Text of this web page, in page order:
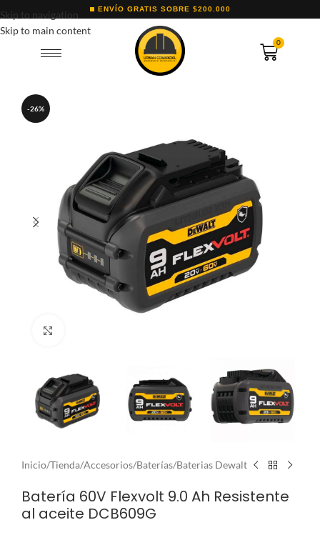
Skip to navigation
Skip to main content
ENVÍO GRATIS SOBRE $200.000
0
-26%
Inicio/Tienda/Accesorios/Baterías/Baterias Dewalt
Batería 60V Flexvolt 9.0 Ah Resistente
al aceite DCB609G